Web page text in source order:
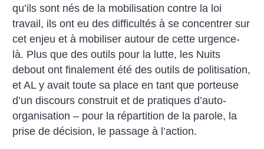
qu’ils sont nés de la mobilisation contre la loi
travail, ils ont eu des difficultés à se concentrer sur
cet enjeu et à mobiliser autour de cette ­urgence-
là. Plus que des outils pour la lutte, les Nuits
debout ont finalement été des outils de politisation,
et AL y avait toute sa place en tant que porteuse
d’un discours construit et de pratiques d’auto-
organisation – pour la répartition de la parole, la
prise de décision, le passage à l’action.